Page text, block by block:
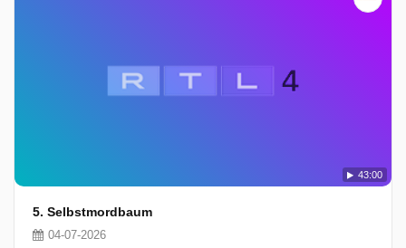
43:00
5. Selbstmordbaum
04-07-2026